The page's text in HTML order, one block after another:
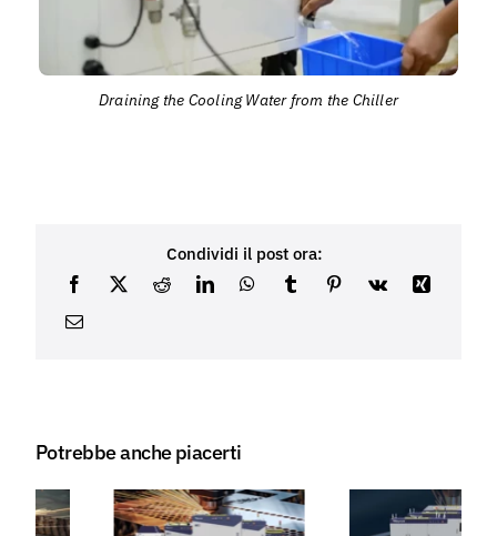
Draining the Cooling Water from the Chiller
Condividi il post ora:
Potrebbe anche piacerti